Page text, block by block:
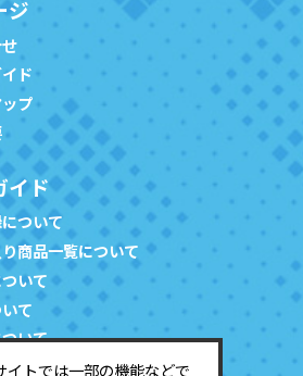
ジ
ド
プ
イド
ついて
商品一覧について
いて
て
いて
ついて
イトでは一部の機能などで